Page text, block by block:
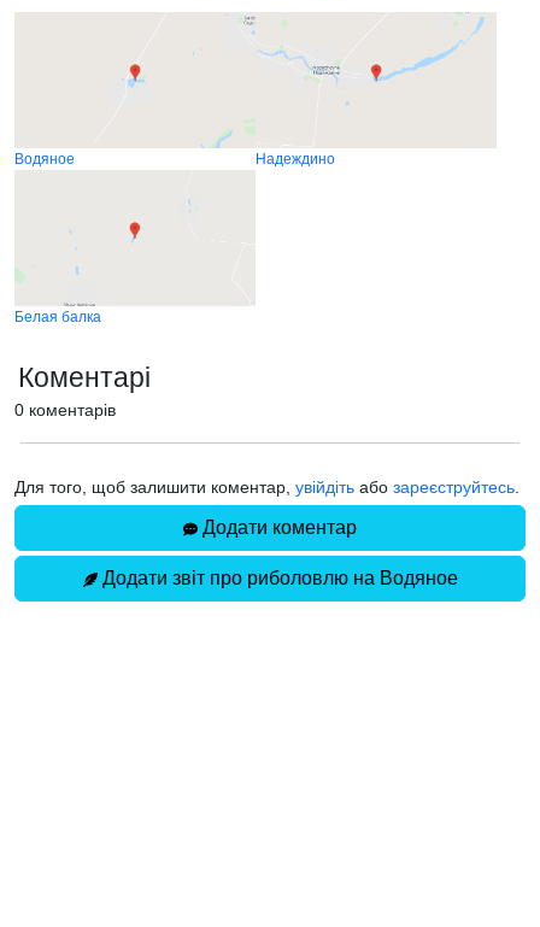
Водяное Надеждино
Белая балка
Коментарі
0 коментарів
Для того, щоб залишити коментар, увійдіть або зареєструйтесь
Додати коментар
Додати звіт про риболовлю на Водяное